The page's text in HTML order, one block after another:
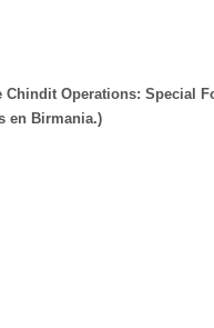
Chindit Operations: Special
en Birmania.)